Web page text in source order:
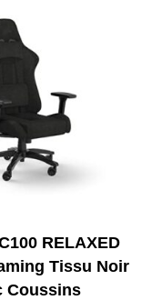
RELAXED
Tissu Noir
Coussins